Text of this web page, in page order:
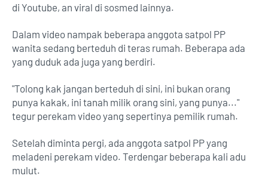
di Youtube, an viral di sosmed lainnya.
Dalam video nampak beberapa anggota satpol PP
wanita sedang berteduh di teras rumah. Beberapa ada
yang duduk ada juga yang berdiri.
"Tolong kak jangan berteduh di sini, ini bukan orang
punya kakak, ini tanah milik orang sini, yang punya..."
tegur perekam video yang sepertinya pemilik rumah.
Setelah diminta pergi, ada anggota satpol PP yang
meladeni perekam video. Terdengar beberapa kali adu
mulut.